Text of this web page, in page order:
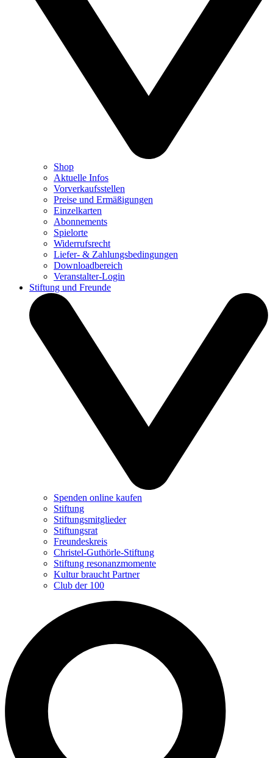
Shop
Aktuelle Infos
Vorverkaufsstellen
Preise und Ermäßigungen
Einzelkarten
Abonnements
Spielorte
Widerrufsrecht
Liefer- & Zahlungsbedingungen
Downloadbereich
Veranstalter-Login
Stiftung und Freunde
Spenden online kaufen
Stiftung
Stiftungsmitglieder
Stiftungsrat
Freundeskreis
Christel-Guthörle-Stiftung
Stiftung resonanzmomente
Kultur braucht Partner
Club der 100